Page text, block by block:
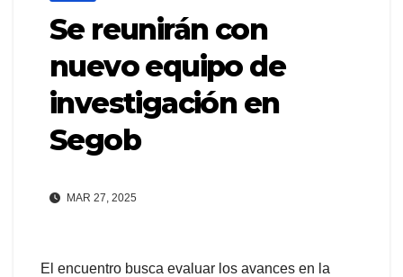
Se reunirán con
nuevo equipo de
investigación en
Segob
MAR 27, 2025
El encuentro busca evaluar los avances en la